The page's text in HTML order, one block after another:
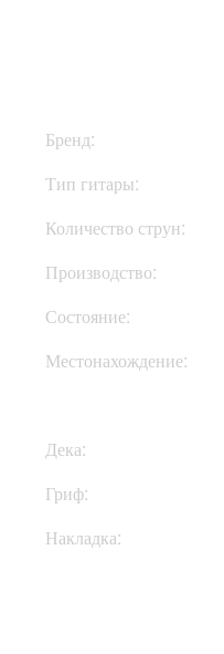
Бренд:
Тип гитары:
Количество струн:
Производство:
Состояние:
Местонахождение:
Дека:
Гриф:
Накладка: